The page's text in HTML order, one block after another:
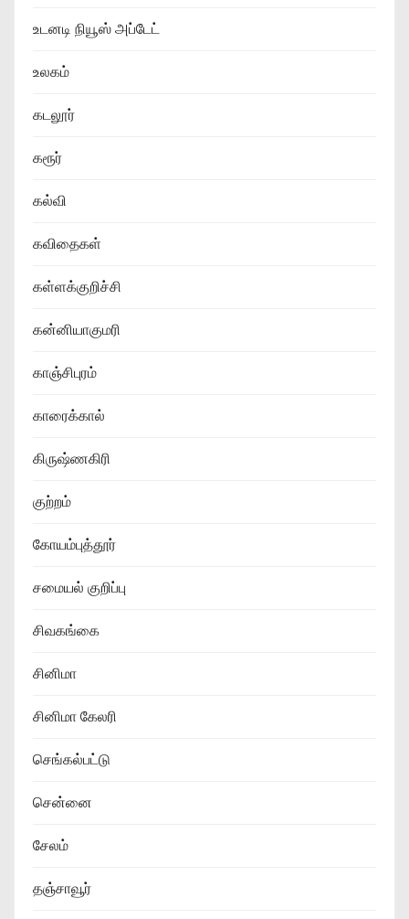
உடனடி நியூஸ் அப்டேட்
உலகம்
கடலூர்
கரூர்
கல்வி
கவிதைகள்
கள்ளக்குறிச்சி
கன்னியாகுமரி
காஞ்சிபுரம்
காரைக்கால்
கிருஷ்ணகிரி
குற்றம்
கோயம்புத்தூர்
சமையல் குறிப்பு
சிவகங்கை
சினிமா
சினிமா கேலரி
செங்கல்பட்டு
சென்னை
சேலம்
தஞ்சாவூர்